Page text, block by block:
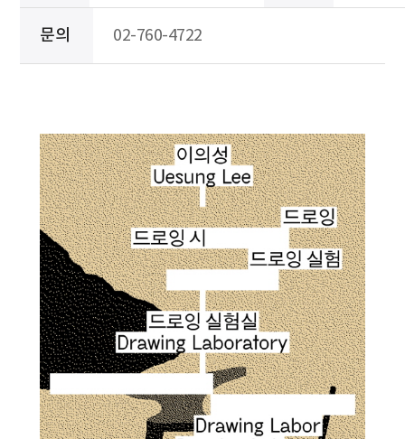
문의 02-760-4722